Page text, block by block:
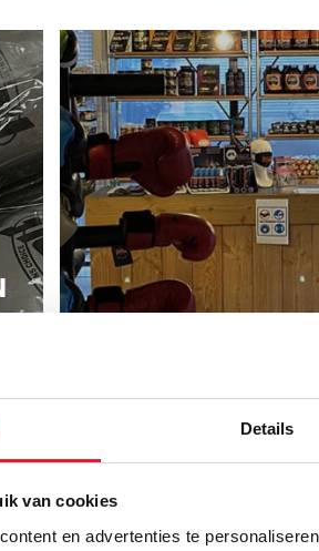
Details
van cookies
en advertenties te